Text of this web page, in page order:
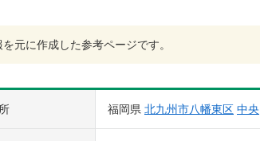
元に作成した参考ページです。
福岡県 北九州市八幡東区 中央